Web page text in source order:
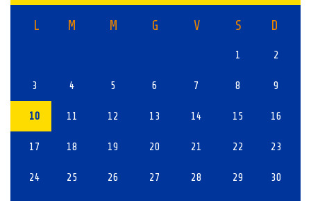
L M M G V S D
1 2
3 4 5 6 7 8 9
10 11 12 13 14 15 16
17 18 19 20 21 22 23
24 25 26 27 28 29 30